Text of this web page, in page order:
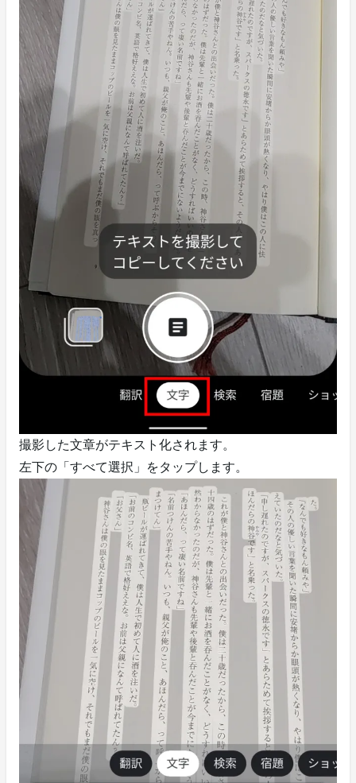
撮影した文章がテキスト化されます。
左下の「すべて選択」をタップします。